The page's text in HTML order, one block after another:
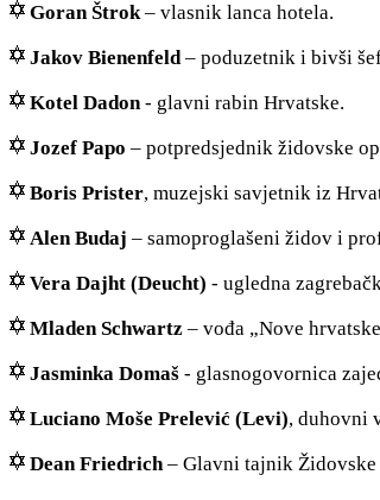
Goran Štrok– vlasnik lanca hotela.
Jakov Bienenfeld– poduzetnik i bivši
Kotel Dadon- glavni rabin Hrvatske.
Jozef Papo – potpredsjednik židovske
Boris Prister, muzejski savjetnik iz
Alen Budaj – samoproglašeni židov i
Vera Dajht (Deucht) - ugledna
Mladen Schwartz – vođa „Nove
Jasminka Domaš - glasnogovornica
Luciano Moše Prelević (Levi), duhovni
Dean Friedrich– Glavni tajnik Židovske